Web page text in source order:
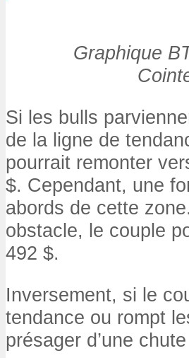
Graphique
Si les bulls
de la ligne de
pourrait remonter
$. Cependant, une
abords de cette
obstacle, le couple
492 $.
Inversement, si le
tendance ou rompt
présager d’une